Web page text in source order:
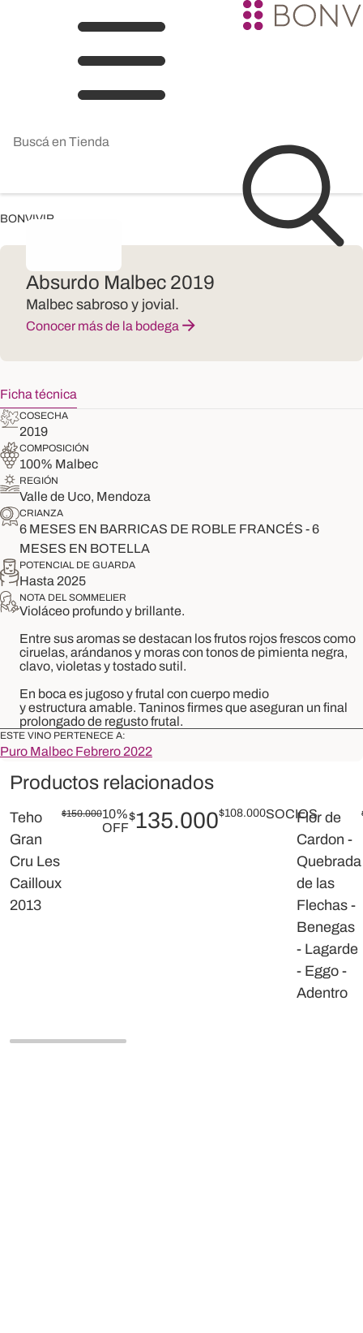
BONVIVIR
Absurdo Malbec 2019
Malbec sabroso y jovial.
Conocer más de la bodega
Ficha técnica
COSECHA
2019
COMPOSICIÓN
100% Malbec
REGIÓN
Valle de Uco, Mendoza
CRIANZA
6 MESES EN BARRICAS DE ROBLE FRANCÉS - 6
MESES EN BOTELLA
POTENCIAL DE GUARDA
Hasta 2025
NOTA DEL SOMMELIER
Violáceo profundo y brillante.
Entre sus aromas se destacan los frutos rojos frescos como
ciruelas, arándanos y moras con tonos de pimienta negra,
clavo, violetas y tostado sutil.
En boca es jugoso y frutal con cuerpo medio
y estructura amable. Taninos firmes que aseguran un final
prolongado de regusto frutal.
ESTE VINO PERTENECE A:
Puro Malbec Febrero 2022
Productos relacionados
Teho
Gran
Cru Les
Cailloux
2013
$150.00010%
OFF
$135.000$108.000SOCIOSFlor de
Cardon -
Quebrada
de las
Flechas -
Benegas
- Lagarde
- Eggo -
Adentro